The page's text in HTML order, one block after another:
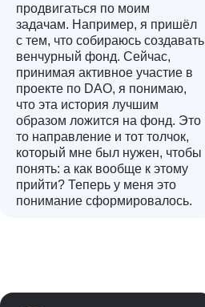
продвигаться по моим
задачам. Например, я пришёл
с тем, что собираюсь создавать
венчурный фонд. Сейчас,
принимая активное участие в
проекте по DAO, я понимаю,
что эта история лучшим
образом ложится на фонд. Это
то направление и тот толчок,
который мне был нужен, чтобы
понять: а как вообще к этому
прийти? Теперь у меня это
понимание сформировалось.